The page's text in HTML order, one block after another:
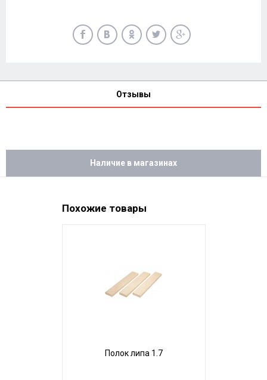
Отзывы
Наличие в магазинах
Похожие товары
Полок липа 1.7